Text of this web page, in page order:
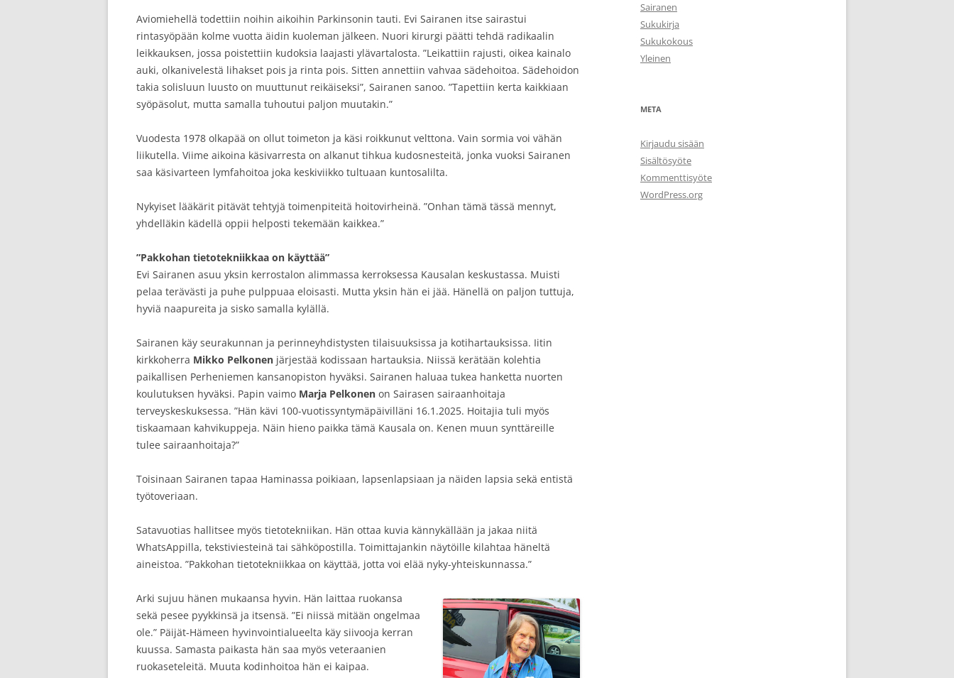
Aviomiehellä todettiin noihin aikoihin Parkinsonin tauti. Evi Sairanen itse sairastui
rintasyöpään kolme vuotta äidin kuoleman jälkeen. Nuori kirurgi päätti tehdä radikaalin
leikkauksen, jossa poistettiin kudoksia laajasti ylävartalosta. ”Leikattiin rajusti, oikea kainalo
auki, olkanivelestä lihakset pois ja rinta pois. Sitten annettiin vahvaa sädehoitoa. Sädehoidon
takia solisluun luusto on muuttunut reikäiseksi”, Sairanen sanoo. ”Tapettiin kerta kaikkiaan
syöpäsolut, mutta samalla tuhoutui paljon muutakin.”
Vuodesta 1978 olkapää on ollut toimeton ja käsi roikkunut velttona. Vain sormia voi vähän
liikutella. Viime aikoina käsivarresta on alkanut tihkua kudosnesteitä, jonka vuoksi Sairanen
saa käsivarteen lymfahoitoa joka keskiviikko tultuaan kuntosalilta.
Nykyiset lääkärit pitävät tehtyjä toimenpiteitä hoitovirheinä. ”Onhan tämä tässä mennyt,
yhdelläkin kädellä oppii helposti tekemään kaikkea.”
”Pakkohan tietotekniikkaa on käyttää”
Evi Sairanen asuu yksin kerrostalon alimmassa kerroksessa Kausalan keskustassa. Muisti
pelaa terävästi ja puhe pulppuaa eloisasti. Mutta yksin hän ei jää. Hänellä on paljon tuttuja,
hyviä naapureita ja sisko samalla kylällä.
Sairanen käy seurakunnan ja perinneyhdistysten tilaisuuksissa ja kotihartauksissa. Iitin
kirkkoherra Mikko Pelkonen järjestää kodissaan hartauksia. Niissä kerätään kolehtia
paikallisen Perheniemen kansanopiston hyväksi. Sairanen haluaa tukea hanketta nuorten
koulutuksen hyväksi. Papin vaimo Marja Pelkonen on Sairasen sairaanhoitaja
terveyskeskuksessa. ”Hän kävi 100-vuotissyntymäpäivilläni 16.1.2025. Hoitajia tuli myös
tiskaamaan kahvikuppeja. Näin hieno paikka tämä Kausala on. Kenen muun synttäreille
tulee sairaanhoitaja?”
Toisinaan Sairanen tapaa Haminassa poikiaan, lapsenlapsiaan ja näiden lapsia sekä entistä
työtoveriaan.
Satavuotias hallitsee myös tietotekniikan. Hän ottaa kuvia kännykällään ja jakaa niitä
WhatsAppilla, tekstiviesteinä tai sähköpostilla. Toimittajankin näytöille kilahtaa häneltä
aineistoa. ”Pakkohan tietotekniikkaa on käyttää, jotta voi elää nyky-yhteiskunnassa.”
Arki sujuu hänen mukaansa hyvin. Hän laittaa ruokansa
sekä pesee pyykkinsä ja itsensä. ”Ei niissä mitään ongelmaa
ole.” Päijät-Hämeen hyvinvointialueelta käy siivooja kerran
kuussa. Samasta paikasta hän saa myös veteraanien
ruokaseteleitä. Muuta kodinhoitoa hän ei kaipaa.
Sairanen
Sukukirja
Sukukokous
Yleinen
META
Kirjaudu sisään
Sisältösyöte
Kommenttisyöte
WordPress.org